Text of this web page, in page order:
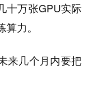
十万张GPU实际
力。
来几个月内要把